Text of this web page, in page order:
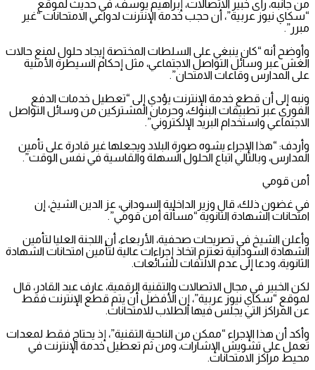
من جانبه، رأى خبير الاتصالات، إبراهيم يوسف، في حديث لموقع
“سكاي نيوز عربية”، أن حجب خدمة الإنترنت لدواعي الامتحانات “غير
مبرر”.
وأوضح أنه “كان ينبغي على السلطات المختصة إيجاد حلول لمنع حالات
الغش عبر وسائل التواصل الاجتماعي، مثل إحكام السيطرة الأمنية
على المدارس وقاعات الامتحان”.
ونبه إلى أن قطع خدمة الإنترنت يؤدي إلى “تعطيل خدمات الدفع
الفوري عبر تطبيقات البنوك، وحرمان المشتركين من وسائل التواصل
الاجتماعي واستخدام البريد الإلكتروني”.
وأردف: “هذا الإجراء يشوه صورة البلاد ويجعلها غير قادرة على تأمين
المدارس، وبالتالي اتباع الحلول السهلة والقاسية في نفس الوقت”.
أمن قومي
في غضون ذلك، قال وزير الداخلية السوداني، عز الدين الشيخ، إن
امتحانات الشهادة الثانوية “مسألة أمن قومي”.
وأعلن الشيخ في تصريحات صحفية، الأربعاء، أن اللجنة العليا لتأمين
الشهادة السودانية تعتزم اتخاذ إجراءات عالية لتأمين امتحانات الشهادة
الثانوية، ودعا إلى عدم الالتفات للشائعات.
لكن الخبير في مجال الاتصالات والتقنية الرقمية، عارف عبد القادر، قال
لموقع “سكاي نيوز عربية”، إن الأفضل أن يتم قطع الإنترنت فقط
عن المراكز التي يجلس فيها الطلاب للامتحانات.
وأكد أن هذا الإجراء “ممكن من الناحية التقنية”، إذ يحتاج فقط لمعدات
تعمل على تشويش الإشارات، ومن ثم تعطيل خدمة الإنترنت في
محيط مراكز الامتحانات.